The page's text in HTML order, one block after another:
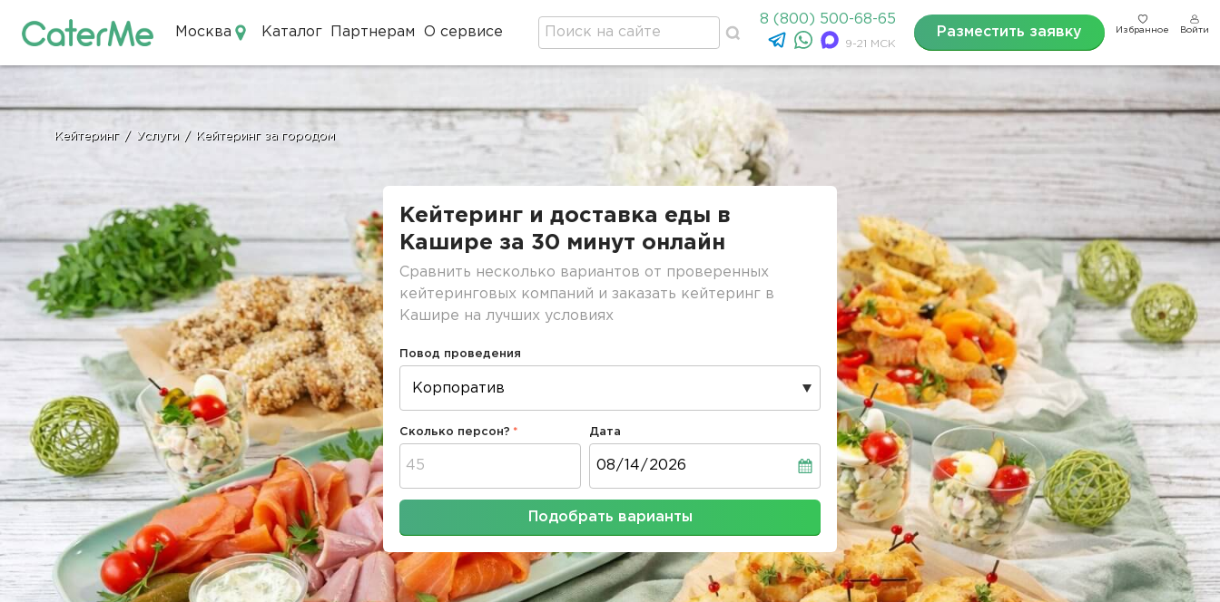
Москва Каталог Партнерам О сервисе
8 (800) 500-68-65
9-21 МСК
Разместить заявку Избранное Войти
Строка
Кейтеринг / Услуги / Кейтеринг за городом
Кейтеринг и доставка еды в
Кашире за 30 минут онлайн
Сравнить несколько вариантов от проверенных
кейтеринговых компаний и заказать кейтеринг в
Кашире на лучших условиях
Повод проведения
Сколько персон? Дата
Подобрать варианты